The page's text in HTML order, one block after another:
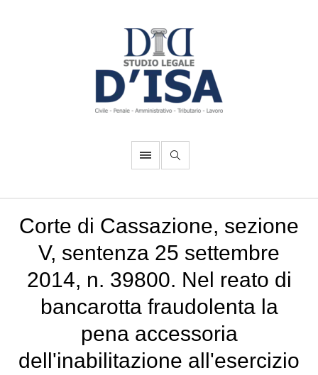
Corte di Cassazione, sezione
V, sentenza 25 settembre
2014, n. 39800. Nel reato di
bancarotta fraudolenta la
pena accessoria
dell'inabilitazione all'esercizio